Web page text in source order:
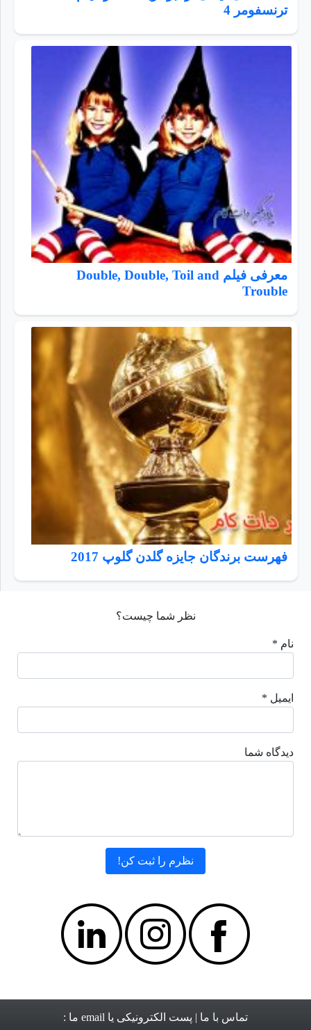
ترنسفومر 4
معرفی فیلم Double, Double, Toil and
Trouble
فهرست برندگان جایزه گلدن گلوپ 2017
نظر شما چیست؟
نام *
ایمیل *
دیدگاه شما
تماس با ما | پست الکترونیکی یا email ما :